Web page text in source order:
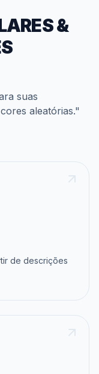
&
suas
aleatórias."
de descrições